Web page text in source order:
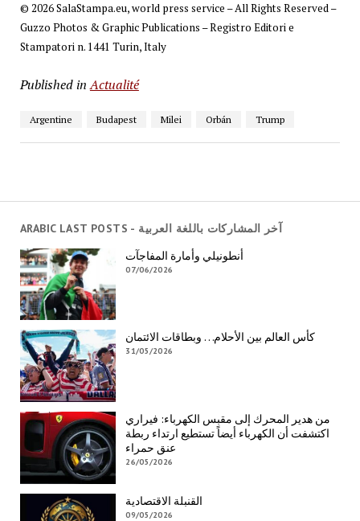
ARABIC LAST POSTS - آخر المشاركات باللغة العربية
أنطونيلي وأمارة المفاجآت
07/06/2026
كأس العالم بين الأحلام… وبطاقات الائتمان
31/05/2026
من هدير المحرك إلى مقبس الكهرباء: فيراري
اكتشفت أن الكهرباء أيضاً تستطيع ارتداء ربطة
عنق حمراء
26/05/2026
القنبلة الاقتصادية
09/05/2026
© 2026 SalaStampa.eu, world press service – All Rights Reserved –
Guzzo Photos & Graphic Publications – Registro Editori e
Stampatori n. 1441 Turin, Italy
Published in Actualité
Argentine Budapest Milei Orbán Trump